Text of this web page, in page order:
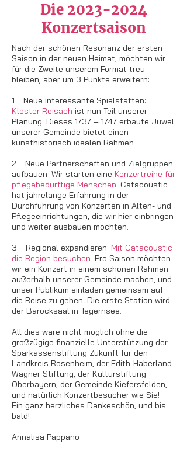
Die 2023-2024
Konzertsaison
Nach der schönen Resonanz der ersten
Saison in der neuen Heimat, möchten wir
für die Zweite unserem Format treu
bleiben, aber um 3 Punkte erweitern:
1. Neue interessante Spielstätten:
Kloster Reisach ist nun Teil unserer
Planung. Dieses 1737 – 1747 erbaute Juwel
unserer Gemeinde bietet einen
kunsthistorisch idealen Rahmen.
2. Neue Partnerschaften und Zielgruppen
aufbauen: Wir starten eine Konzertreihe für
pflegebedürftige Menschen. Catacoustic
hat jahrelange Erfahrung in der
Durchführung von Konzerten in Alten- und
Pflegeeinrichtungen, die wir hier einbringen
und weiter ausbauen möchten.
3. Regional expandieren: Mit Catacoustic
die Region besuchen. Pro Saison möchten
wir ein Konzert in einem schönen Rahmen
außerhalb unserer Gemeinde machen, und
unser Publikum einladen gemeinsam auf
die Reise zu gehen. Die erste Station wird
der Barocksaal in Tegernsee.
All dies wäre nicht möglich ohne die
großzügige finanzielle Unterstützung der
Sparkassenstiftung Zukunft für den
Landkreis Rosenheim, der Edith-Haberland-
Wagner Stiftung, der Kulturstiftung
Oberbayern, der Gemeinde Kiefersfelden,
und natürlich Konzertbesucher wie Sie!
Ein ganz herzliches Dankeschön, und bis
bald!
Annalisa Pappano